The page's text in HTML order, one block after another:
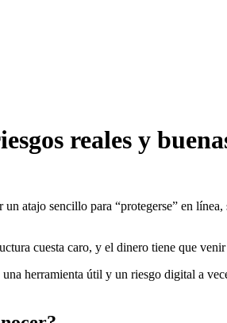
reales y
atajo sencillo para “protegerse” en
cuesta caro, y el dinero tiene que
herramienta útil y un riesgo digital a